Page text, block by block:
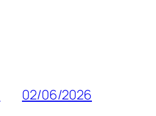
02/06/2026